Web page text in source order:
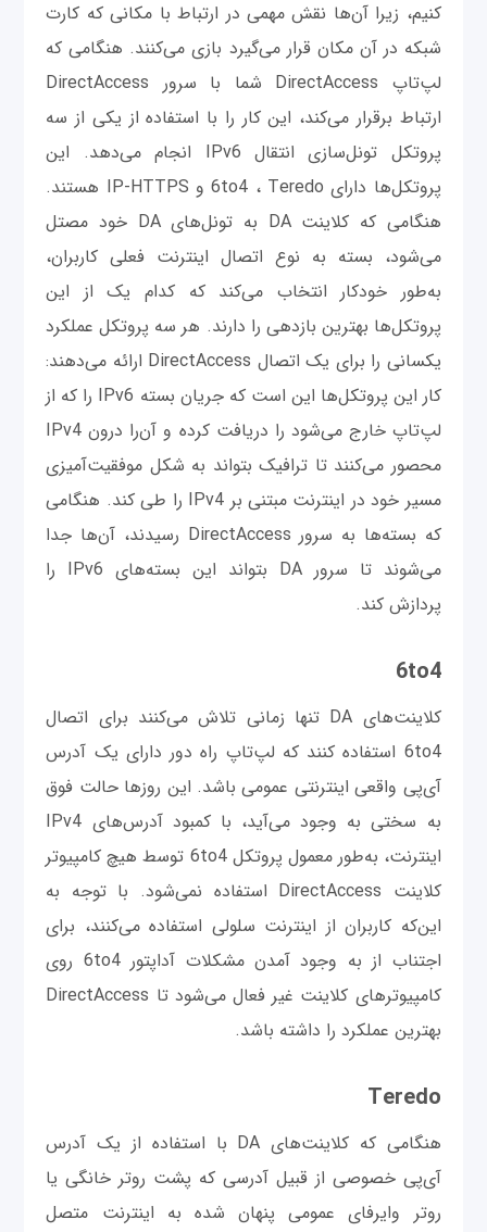
کنیم، زیرا آن‌ها نقش مهمی در ارتباط با مکانی که کارت
شبکه در آن مکان قرار می‌گیرد بازی می‌کنند. هنگامی که
لپ‌تاپ DirectAccess شما با سرور DirectAccess
ارتباط برقرار می‌کند، این کار را با استفاده از یکی از سه
پروتکل تونل‌سازی انتقال IPv6 انجام می‌دهد. این
پروتکل‌ها دارای 6to4 ، Teredo و IP-HTTPS هستند.
هنگامی که کلاینت DA به تونل‌های DA خود مصتل
می‌شود، بسته به نوع اتصال اینترنت فعلی کاربران،
به‌طور خودکار انتخاب می‌کند که کدام یک از این
پروتکل‌ها بهترین بازدهی را دارند. هر سه پروتکل عملکرد
یکسانی را برای یک اتصال DirectAccess ارائه می‌دهند:
کار این پروتکل‌ها این است که جریان بسته IPv6 را که از
لپ‌تاپ خارج می‌شود را دریافت کرده و آن‌را درون IPv4
محصور می‌کنند تا ترافیک بتواند به شکل موفقیت‌آمیزی
مسیر خود در اینترنت مبتنی بر IPv4 را طی کند. هنگامی
که بسته‌ها به سرور DirectAccess رسیدند، آن‌ها جدا
می‌شوند تا سرور DA بتواند این بسته‌های IPv6 را
پردازش کند.
6to4
کلاینت‌های DA تنها زمانی تلاش می‌کنند برای اتصال
6to4 استفاده کنند که لپ‌تاپ راه دور دارای یک آدرس
آی‌پی واقعی اینترنتی عمومی باشد. این روزها حالت فوق
به سختی به وجود می‌آید، با کمبود آدرس‌های IPv4
اینترنت، به‌طور معمول پروتکل 6to4 توسط هیچ کامپیوتر
کلاینت DirectAccess استفاده نمی‌شود. با توجه به
این‌که کاربران از اینترنت سلولی استفاده می‌کنند، برای
اجتناب از به وجود آمدن مشکلات آداپتور 6to4 روی
کامپیوترهای کلاینت غیر فعال می‌شود تا DirectAccess
بهترین عملکرد را داشته باشد.
Teredo
هنگامی که کلاینت‌های DA با استفاده از یک آدرس
آی‌پی خصوصی از قبیل آدرسی که پشت روتر خانگی یا
روتر وایرفای عمومی پنهان شده به اینترنت متصل